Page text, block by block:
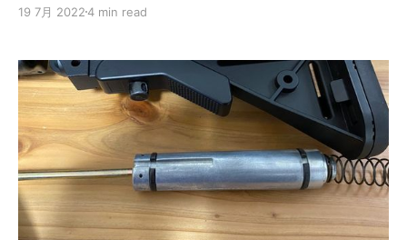
い気がしたので、初速アップによる飛距離アップと集弾
ム）を組み込むことにしました。 作業ログ チャンバー
パッキン交換の作業工程を書いておきます。参考になれ
ば幸いです。 使った工具は最後にまとめて載せてありま
す。 1. フレームロックピンを抜く 2. チャージングハン
ドルを引きながらアッパーフレームを前にズラす 3. イン
ナーバレルを引き抜く 4. インナーバレルを分解する 5.
押しゴムを外す 6. バレルを抜いて、チャンバーパッキン
を外す 7. 新しいチャンバーパッキンに付け替える 8. バ
19 7月 20224 min read